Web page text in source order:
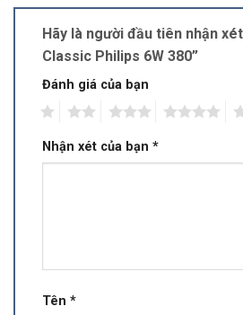
Hãy là người đầu tiên nhận
Classic Philips 6W 380”
Đánh giá của bạn
Nhận xét của bạn *
Tên *